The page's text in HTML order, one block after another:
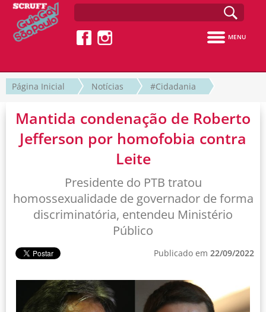
MENU
Página Inicial Notícias #Cidadania
Mantida condenação de Roberto
Jefferson por homofobia contra
Leite
Presidente do PTB tratou
homossexualidade de governador de forma
discriminatória, entendeu Ministério
Público
Publicado em 22/09/2022